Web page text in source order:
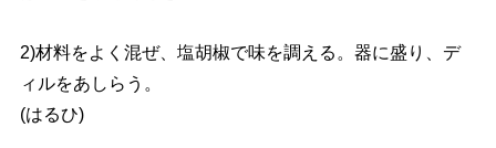
2)材料をよく混ぜ、塩胡椒で味を調える。器に盛り、デ
ィルをあしらう。
(はるひ)